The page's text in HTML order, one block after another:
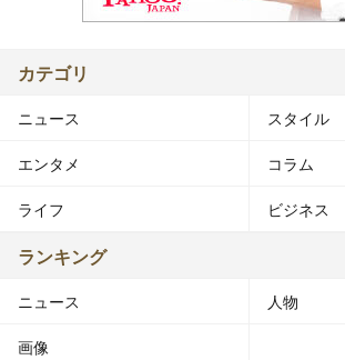
カテゴリ
ニュース スタイル
エンタメ コラム
ライフ ビジネス
ランキング
ニュース 人物
画像